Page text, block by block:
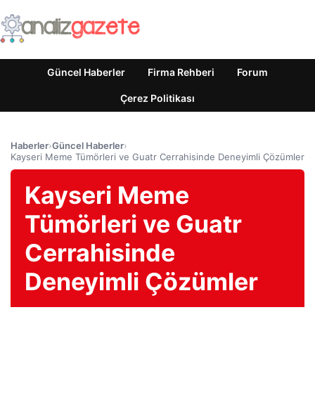
Güncel Haberler Firma Rehberi Forum
Çerez Politikası
Haberler›Güncel Haberler›
Kayseri Meme Tümörleri ve Guatr Cerrahisinde Deneyimli Çözümler
Kayseri Meme
Tümörleri ve Guatr
Cerrahisinde
Deneyimli Çözümler